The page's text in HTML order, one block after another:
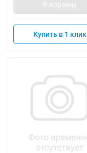
В корзину
Купить в 1 клик